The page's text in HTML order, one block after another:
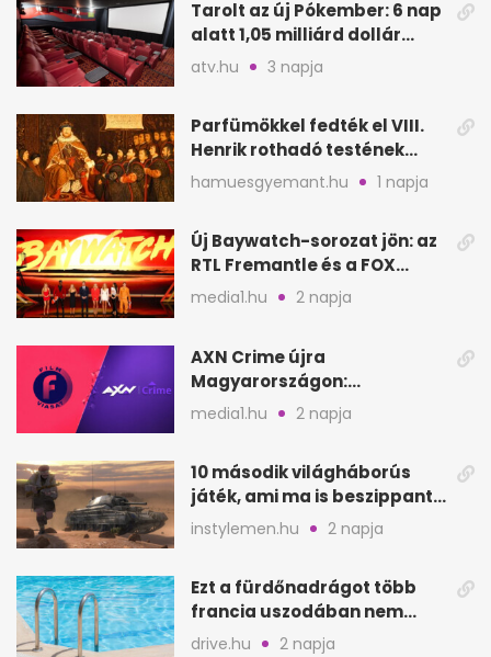
Tarolt az új Pókember: 6 nap
alatt 1,05 milliárd dollár
bevétel
atv.hu 3 napja
Parfümökkel fedték el VIII.
Henrik rothadó testének
szagát
hamuesgyemant.hu 1 napja
Új Baywatch-sorozat jön: az
RTL Fremantle és a FOX
készíti
media1.hu 2 napja
AXN Crime újra
Magyarországon:
szeptembertől a Viasat Film
media1.hu 2 napja
10 második világháborús
játék, ami ma is beszippant
a képernyő elé
instylemen.hu 2 napja
Ezt a fürdőnadrágot több
francia uszodában nem
fogadják el
drive.hu 2 napja